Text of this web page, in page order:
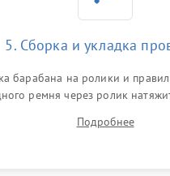
5. Сборка и укладка
барабана на ролики и
ремня через ролик
всех узлов, подключение
управления. Монтаж корпусных
Подробнее